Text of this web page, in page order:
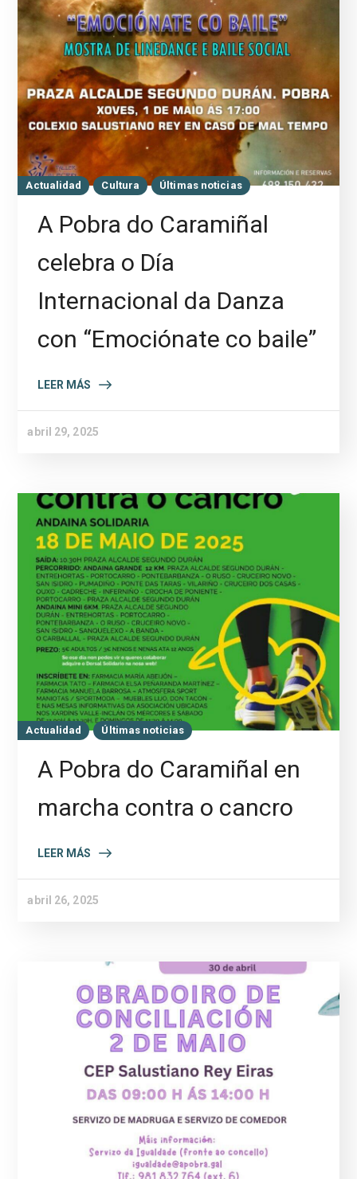
Actualidad Cultura Últimas noticias
A Pobra do Caramiñal
celebra o Día
Internacional da Danza
con “Emociónate co baile”
LEER MÁS
abril 29, 2025
Actualidad Últimas noticias
A Pobra do Caramiñal en
marcha contra o cancro
LEER MÁS
abril 26, 2025